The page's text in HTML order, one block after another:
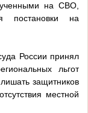
на СВО,
постановки на
России принял
льгот
защитников
местной